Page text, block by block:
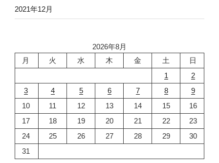
2021年12月
2026年8月
月
火 水 木 金 土
日
1
2
3
4 5 6 7 8
9
10
11 12 13 14 15
16
17
18 19 20 21 22
23
24
25 26 27 28 29
30
31